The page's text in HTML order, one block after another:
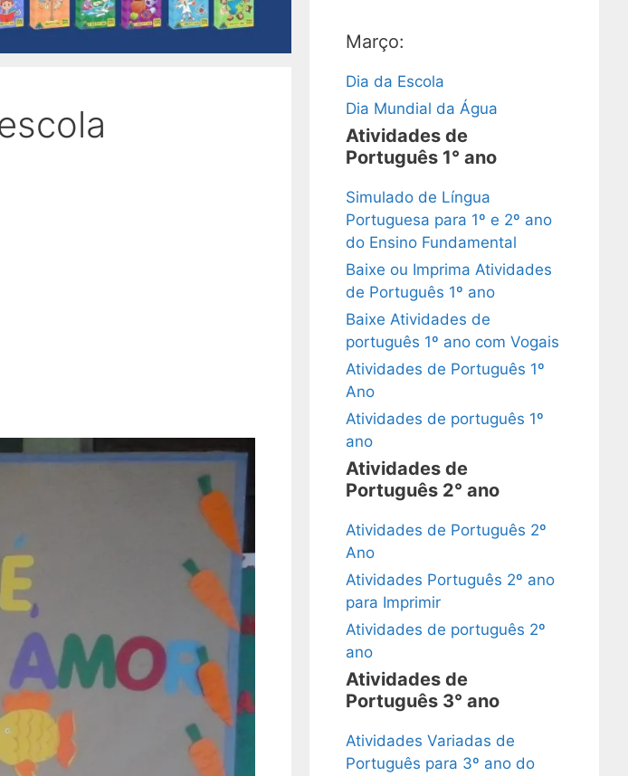
Março:
Dia da Escola
Dia Mundial da Água
Atividades de
Português 1° ano
Simulado de Língua
Portuguesa para 1º e 2º ano
do Ensino Fundamental
Baixe ou Imprima Atividades
de Português 1º ano
Baixe Atividades de
português 1º ano com Vogais
Atividades de Português 1º
Ano
Atividades de português 1º
ano
Atividades de
Português 2° ano
Atividades de Português 2º
Ano
Atividades Português 2º ano
para Imprimir
Atividades de português 2º
ano
Atividades de
Português 3° ano
Atividades Variadas de
Português para 3º ano do